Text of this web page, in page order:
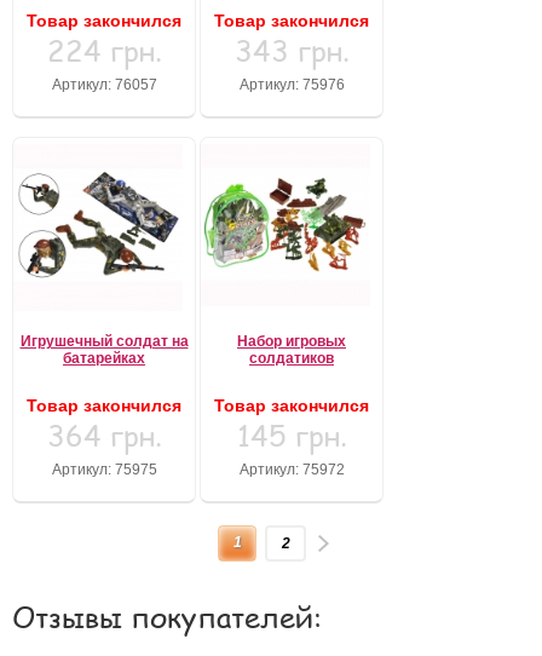
Товар закончился
224 грн.
Артикул: 76057
Товар закончился
343 грн.
Артикул: 75976
Игрушечный солдат на
батарейках
Товар закончился
364 грн.
Артикул: 75975
Набор игровых
солдатиков
Товар закончился
145 грн.
Артикул: 75972
1 2
Отзывы покупателей: